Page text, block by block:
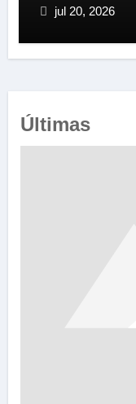
jul 20, 2026
Últimas